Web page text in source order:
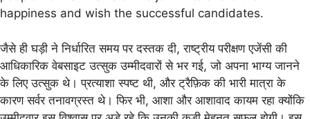
happiness and wish the successful candidates.
जैसे ही घड़ी ने निर्धारित समय पर दस्तक दी, राष्ट्रीय परीक्षण एजेंसी की
आधिकारिक वेबसाइट उत्सुक उम्मीदवारों से भर गई, जो अपना भाग्य जानने
के लिए उत्सुक थे। प्रत्याशा स्पष्ट थी, और ट्रैफ़िक की भारी मात्रा के
कारण सर्वर तनावग्रस्त थे। फिर भी, आशा और आशावाद कायम रहा क्योंकि